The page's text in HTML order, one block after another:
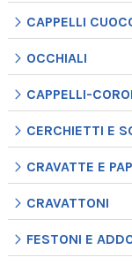
CAPPELLI
OCCHIALI
CAPPELLI-
CERCHIETTI E
CRAVATTE E
CRAVATTONI
FESTONI E